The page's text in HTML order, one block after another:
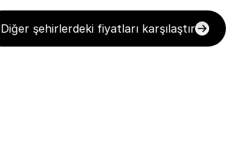
Diğer şehirlerdeki fiyatları karşılaştır